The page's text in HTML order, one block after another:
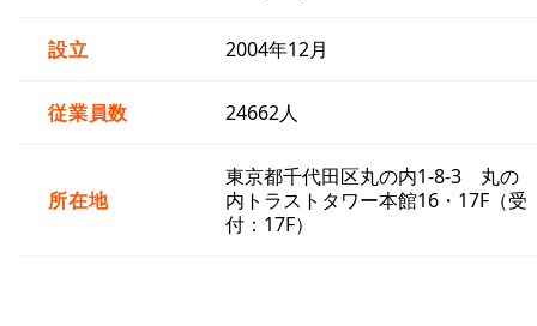
設立 2004年12月
従業員数 24662人
所在地
東京都千代田区丸の内1-8-3 丸の
内トラストタワー本館16・17F（受
付：17F）